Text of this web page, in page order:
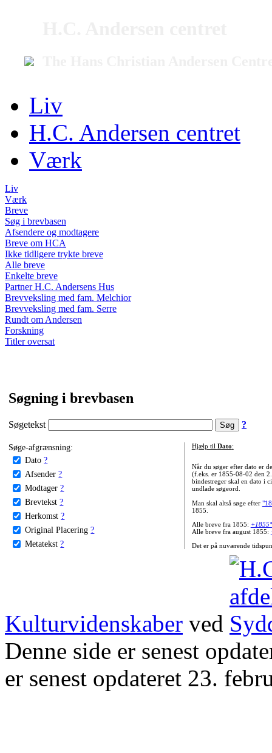
Liv
H.C. Andersen centret
Værk
Liv
Værk
Breve
Søg i brevbasen
Afsendere og modtagere
Breve om HCA
Ikke tidligere trykte breve
Alle breve
Enkelte breve
Partner H.C. Andersens Hus
Brevveksling med fam. Melchior
Brevveksling med fam. Serre
Rundt om Andersen
Forskning
Titler oversat
Søgning i brevbasen
Søgetekst ?
Søge-afgrænsning:
Dato ?
Afsender ?
Modtager ?
Brevtekst ?
Herkomst ?
Original Placering ?
Metatekst ?
Hjælp til Dato:
Når du søger efter dato er
(f.eks. er 1855-08-02 den
bindestreger skal en dato i
undlade søgeord.
Man skal altså søge efter
1855.
Alle breve fra 1855:
Alle breve fra august 1855:
Det er på nuværende
Kulturvidenskaber ved
Denne side er senest
er senest opdateret 23.